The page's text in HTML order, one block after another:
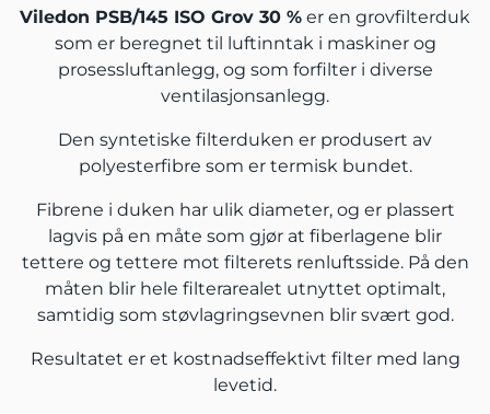
Viledon PSB/145 ISO Grov 30 % er en grovfilterduk
som er beregnet til luftinntak i maskiner og
prosessluftanlegg, og som forfilter i diverse
ventilasjonsanlegg.
Den syntetiske filterduken er produsert av
polyesterfibre som er termisk bundet.
Fibrene i duken har ulik diameter, og er plassert
lagvis på en måte som gjør at fiberlagene blir
tettere og tettere mot filterets renluftsside. På den
måten blir hele filterarealet utnyttet optimalt,
samtidig som støvlagringsevnen blir svært god.
Resultatet er et kostnadseffektivt filter med lang
levetid.